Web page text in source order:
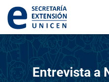
Entrevista a